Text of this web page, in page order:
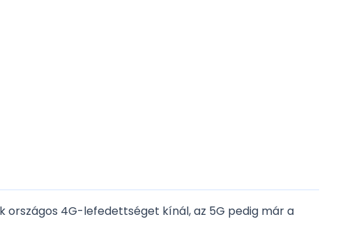
országos 4G-lefedettséget kínál, az 5G pedig már a